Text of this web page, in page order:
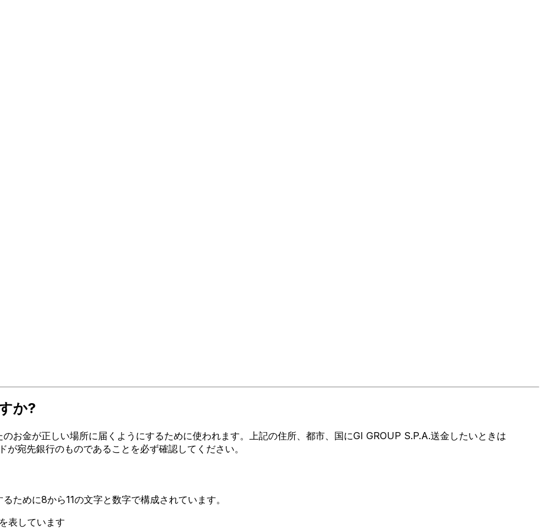
か?
お金が正しい場所に届くようにするために使われます。上記の住所、都市、国にGI GROUP S.P.A.送金したいときは
宛先銀行のものであることを必ず確認してください。
ために8から11の文字と数字で構成されています。
表しています